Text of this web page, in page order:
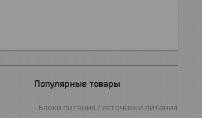
Популярные товары
Блоки питания / источники питания